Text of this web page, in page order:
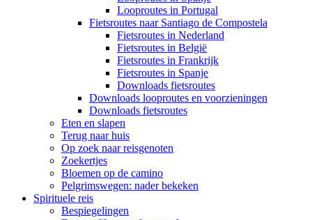
Looproutes in Portugal
Fietsroutes naar Santiago de Compostela
Fietsroutes in Nederland
Fietsroutes in België
Fietsroutes in Frankrijk
Fietsroutes in Spanje
Downloads fietsroutes
Downloads looproutes en voorzieningen
Downloads fietsroutes
Eten en slapen
Terug naar huis
Op zoek naar reisgenoten
Zoekertjes
Bloemen op de camino
Pelgrimswegen: nader bekeken
Spirituele reis
Bespiegelingen